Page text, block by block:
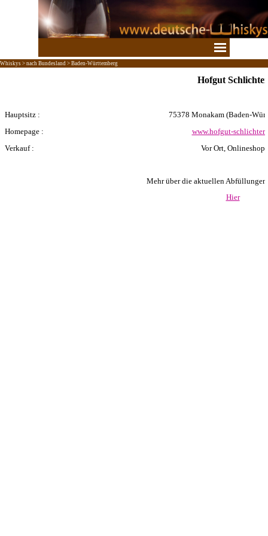
Direkt zum Seiteninhalt
Whiskys > nach Bundesland > Baden-Württemberg
Hofgut Schlichter
Hauptsitz : 75378 Monakam (Baden-
Homepage :
www.hofgut-
Verkauf :
Vor Ort, Onlineshop
Mehr über die aktuellen
Hier